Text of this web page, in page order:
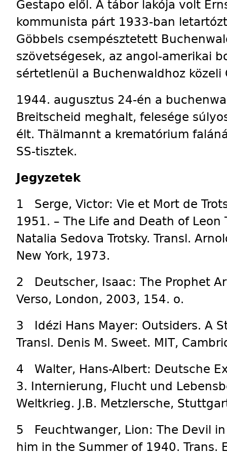
Gestapo elől. A tá­bor lakója volt
kommunista párt 1933-ban
Göbbels csempésztetett
szövetségesek, az angol-amerikai
sértetlenül a Buchenwaldhoz
1944. augusztus 24-én a
Breitscheid meghalt, felesége
élt. Thälmannt a krematórium
SS-tisztek.
Jegyzetek
1 Serge, Victor: Vie et Mort de
1951. – The Life and Death of Leon
Natalia Sedova Trotsky. Transl.
New York, 1973.
2 Deutscher, Isaac: The Prophet
Verso, London, 2003, 154. o.
3 Idézi Hans Mayer: Outsiders. A
Transl. Denis M. Sweet. MIT,
4 Walter, Hans-Albert: Deutsche
3. Internierung, Flucht und
Weltkrieg. J.B. Metzlersche,
5 Feuchtwanger, Lion: The Devil
him in the Summer of 1940. Trans.